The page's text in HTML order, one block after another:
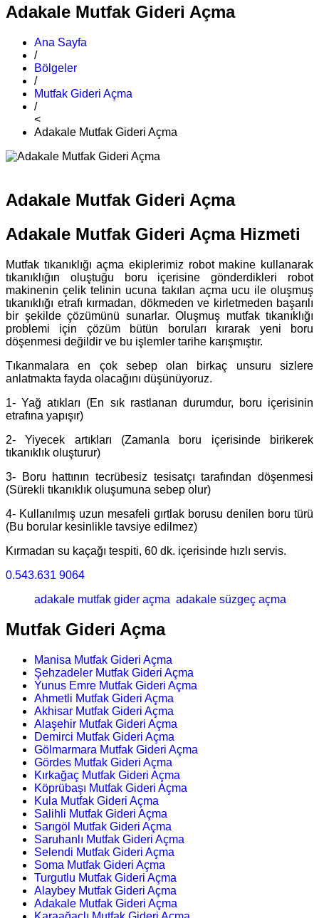
Adakale Mutfak Gideri Açma
Ana Sayfa
/
Bölgeler
/
Mutfak Gideri Açma
/
<
Adakale Mutfak Gideri Açma
Adakale Mutfak Gideri Açma
Adakale Mutfak Gideri Açma Hizmeti
Mutfak tıkanıklığı açma ekiplerimiz robot makine kullanarak
tıkanıklığın oluştuğu boru içerisine gönderdikleri robot
makinenin çelik telinin ucuna takılan açma ucu ile oluşmuş
tıkanıklığı etrafı kırmadan, dökmeden ve kirletmeden başarılı
bir şekilde çözümünü sunarlar. Oluşmuş mutfak tıkanıklığı
problemi için çözüm bütün boruları kırarak yeni boru
döşenmesi değildir ve bu işlemler tarihe karışmıştır.
Tıkanmalara en çok sebep olan birkaç unsuru sizlere
anlatmakta fayda olacağını düşünüyoruz.
1- Yağ atıkları (En sık rastlanan durumdur, boru içerisinin
etrafına yapışır)
2- Yiyecek artıkları (Zamanla boru içerisinde birikerek
tıkanıklık oluşturur)
3- Boru hattının tecrübesiz tesisatçı tarafından döşenmesi
(Sürekli tıkanıklık oluşumuna sebep olur)
4- Kullanılmış uzun mesafeli gırtlak borusu denilen boru türü
(Bu borular kesinlikle tavsiye edilmez)
Kırmadan su kaçağı tespiti, 60 dk. içerisinde hızlı servis.
0.543.631 9064
adakale mutfak gider açma adakale süzgeç açma
Mutfak Gideri Açma
Manisa Mutfak Gideri Açma
Şehzadeler Mutfak Gideri Açma
Yunus Emre Mutfak Gideri Açma
Ahmetli Mutfak Gideri Açma
Akhisar Mutfak Gideri Açma
Alaşehir Mutfak Gideri Açma
Demirci Mutfak Gideri Açma
Gölmarmara Mutfak Gideri Açma
Gördes Mutfak Gideri Açma
Kırkağaç Mutfak Gideri Açma
Köprübaşı Mutfak Gideri Açma
Kula Mutfak Gideri Açma
Salihli Mutfak Gideri Açma
Sarıgöl Mutfak Gideri Açma
Saruhanlı Mutfak Gideri Açma
Selendi Mutfak Gideri Açma
Soma Mutfak Gideri Açma
Turgutlu Mutfak Gideri Açma
Alaybey Mutfak Gideri Açma
Adakale Mutfak Gideri Açma